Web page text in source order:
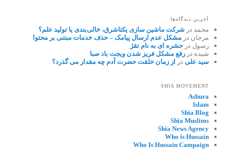
آخرین دیدگاه‌ها
محمد درشرکت ماشین سازی یکتاشرق، خالی‌بندی یا تولید علم؟
مرجان درمشکل عدم ارسال پیامک – حذف خدمات مبتنی بر محتوا
رسول درحشره ای به نام تقژ
شیده دررفع مشکل فریز شدن ویجت باد صبا
سید علی در از زمان خلقت حضرت آدم چه مقدار می گذرد؟
SHIA MOVEMENT
Ashura
Islam
Shia Blog
Shia Muslims
Shia News Agency
Who is Hussain
Who Is Hussain Campaign